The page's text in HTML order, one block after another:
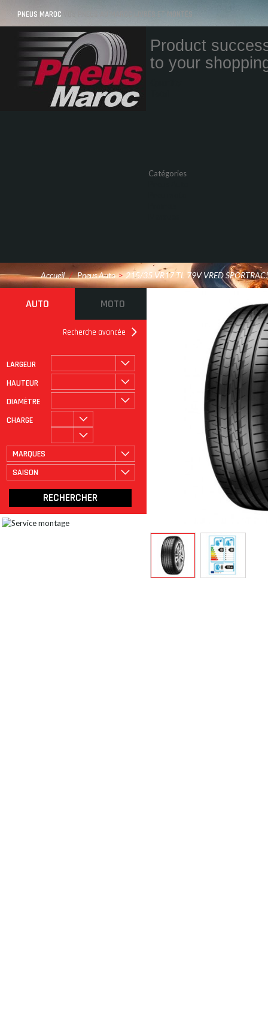
PNEUS MAROC VOS PNEUS AU MAROC LIVRÉS ET MONTÉS
Product
to your
Catégories
Accueil / Pneus Auto > 215/35 VR17 TL 79V VRED
AUTO MOTO
Recherche avancée
LARGEUR
HAUTEUR
DIAMÈTRE
CHARGE
MARQUES
SAISON
ROULAGE À PLAT